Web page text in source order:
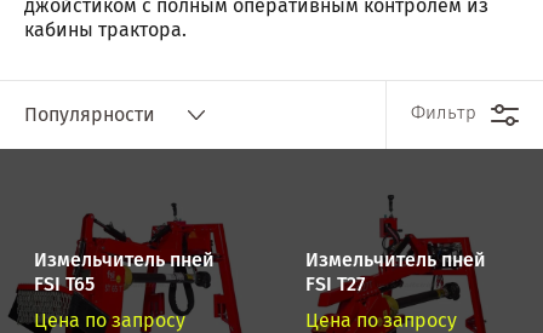
джойстиком с полным оперативным контролем из
кабины трактора.
Популярности Фильтр
Измельчитель пней
FSI T65
Цена по запросу
Измельчитель пней
FSI T27
Цена по запросу